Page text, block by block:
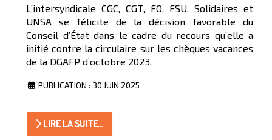
L’intersyndicale CGC, CGT, FO, FSU, Solidaires et
UNSA se félicite de la décision favorable du
Conseil d’État dans le cadre du recours qu’elle a
initié contre la circulaire sur les chèques vacances
de la DGAFP d’octobre 2023.
PUBLICATION : 30 JUIN 2025
LIRE LA SUITE...